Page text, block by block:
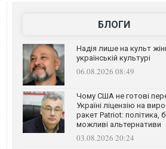
БЛОГИ
Надія лише на культ
українській культурі
06.08.2026 08:49
Чому США не готові
Україні ліцензію на
ракет Patriot: політика,
можливі альтернативи
03.08.2026 20:24